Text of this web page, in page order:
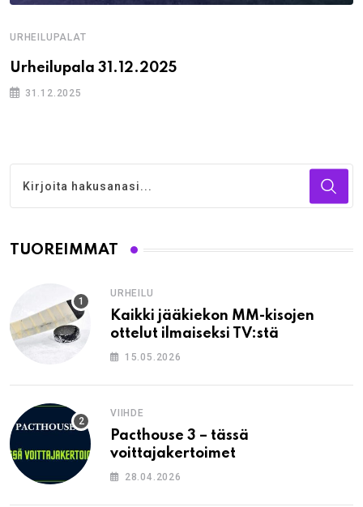
URHEILUPALAT
Urheilupala 31.12.2025
31.12.2025
TUOREIMMAT
URHEILU
Kaikki jääkiekon MM-kisojen
ottelut ilmaiseksi TV:stä
15.05.2026
VIIHDE
Pacthouse 3 – tässä
voittajakertoimet
28.04.2026